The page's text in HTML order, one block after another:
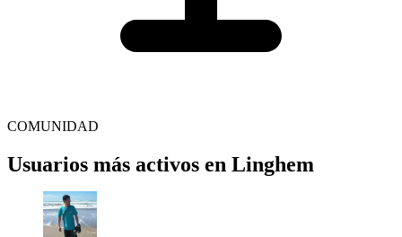
COMUNIDAD
Usuarios más activos en Linghem